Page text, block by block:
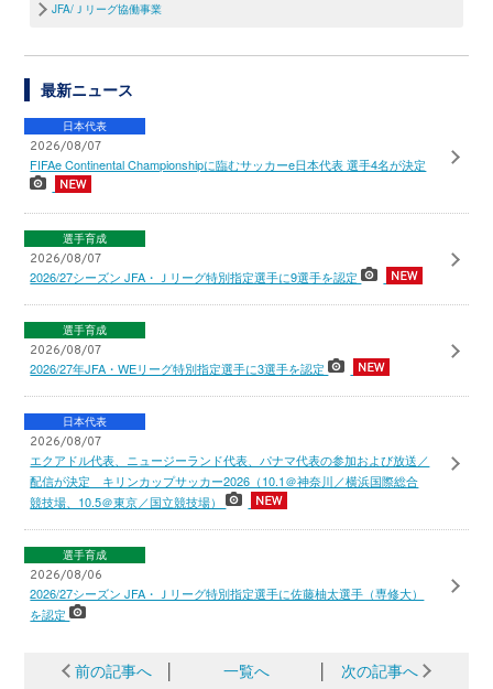
JFA/Ｊリーグ協働事業
最新ニュース
日本代表
2026/08/07
FIFAe Continental Championshipに臨むサッカーe日本代表 選手4名が決定
選手育成
2026/08/07
2026/27シーズン JFA・Ｊリーグ特別指定選手に9選手を認定
選手育成
2026/08/07
2026/27年JFA・WEリーグ特別指定選手に3選手を認定
日本代表
2026/08/07
エクアドル代表、ニュージーランド代表、パナマ代表の参加および放送／
配信が決定 キリンカップサッカー2026（10.1＠神奈川／横浜国際総合
競技場、10.5＠東京／国立競技場）
選手育成
2026/08/06
2026/27シーズン JFA・Ｊリーグ特別指定選手に佐藤柚太選手（専修大）
を認定
前の記事へ │ 一覧へ │ 次の記事へ